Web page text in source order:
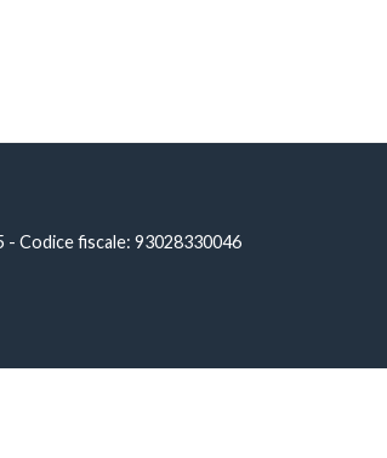
Codice fiscale: 93028330046